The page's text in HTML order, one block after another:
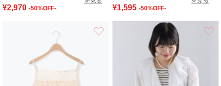
¥2,970 -50%OFF-
¥1,595 -50%OFF-